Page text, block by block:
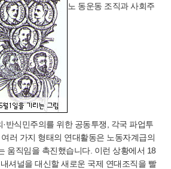
노 동운동 조직과 사회주
반식민주의를 위한 공동투쟁, 각국 파업투
러 가지 형태의 연대활동은 노동자계급의
움직임을 촉진했습니다. 이런 상황에서 18
셔널을 대신할 새로운 국제 연대조직을 빨